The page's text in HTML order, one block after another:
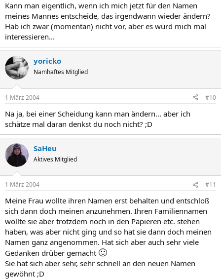
Kann man eigentlich, wenn ich mich jetzt für den Namen
meines Mannes entscheide, das irgendwann wieder ändern?
Hab ich zwar (momentan) nicht vor, aber es würd mich mal
interessieren...
yoricko
Namhaftes Mitglied
1 März 2004 #10
Na ja, bei einer Scheidung kann man ändern... aber ich
schätze mal daran denkst du noch nicht? ;D
SaHeu
Aktives Mitglied
1 März 2004 #11
Meine Frau wollte ihren Namen erst behalten und entschloß
sich dann doch meinen anzunehmen. Ihren Familiennamen
wollte sie aber trotzdem noch in den Papieren etc. stehen
haben, was aber nicht ging und so hat sie dann doch meinen
Namen ganz angenommen. Hat sich aber auch sehr viele
Gedanken drüber gemacht 🙂
Sie hat sich aber sehr, sehr schnell an den neuen Namen
gewöhnt ;D